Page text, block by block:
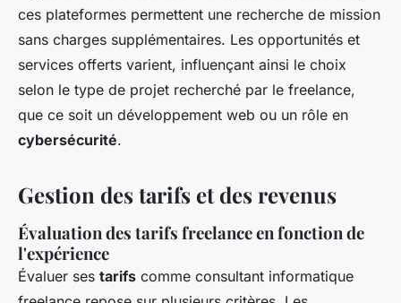
ces plateformes permettent une recherche de mission
sans charges supplémentaires. Les opportunités et
services offerts varient, influençant ainsi le choix
selon le type de projet recherché par le freelance,
que ce soit un développement web ou un rôle en
cybersécurité.
Gestion des tarifs et des revenus
Évaluation des tarifs freelance en fonction de
l'expérience
Évaluer ses tarifs comme consultant informatique